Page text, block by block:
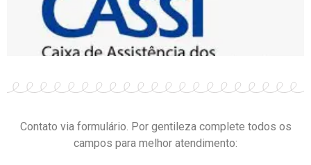
Contato via formulário. Por gentileza complete todos os
campos para melhor atendimento: